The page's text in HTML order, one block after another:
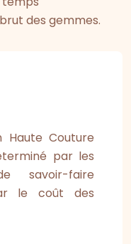
des gemmes.
Haute Couture
par les
savoir-faire
le coût des